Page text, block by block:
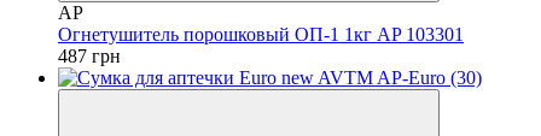
AP
Огнетушитель порошковый ОП-1 1кг AP 103301
487 грн